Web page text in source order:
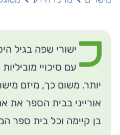
כ ישורי שפה בגיל
עם סיכויי
יותר. משום כך, מיזם
אורייני בבית הספר את
בן קיימה וכל בית ספר